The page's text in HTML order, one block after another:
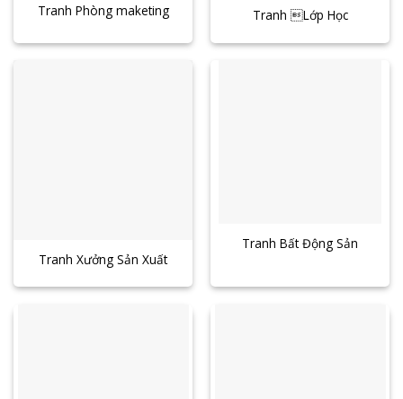
Tranh Phòng maketing Tranh Lớp Học
Tranh Xưởng Sản Xuất
Tranh Bất Động Sản